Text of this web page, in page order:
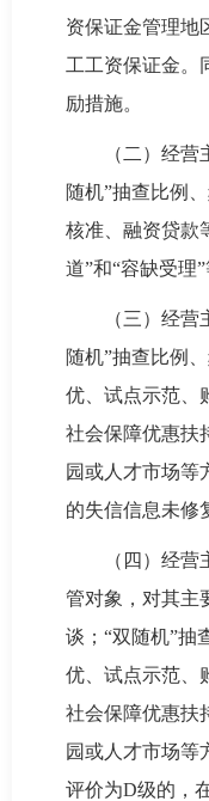
资保证金管理地
工工资保证金。
励措施。
（二）经
随机”抽查比例
核准、融资贷款
道”和“容缺受理”
（三）经
随机”抽查比例
优、试点示范、
社会保障优惠扶
园或人才市场等
的失信信息未修
（四）经
管对象，对其主
谈；“双随机”抽
优、试点示范、
社会保障优惠扶
园或人才市场等
评价为D级的，